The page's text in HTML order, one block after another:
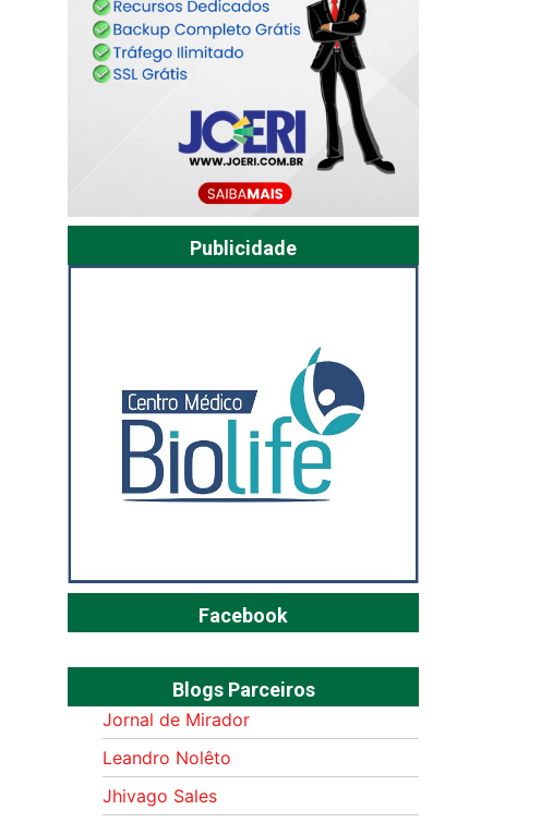
Publicidade
Facebook
Blogs Parceiros
Jornal de Mirador
Leandro Nolêto
Jhivago Sales